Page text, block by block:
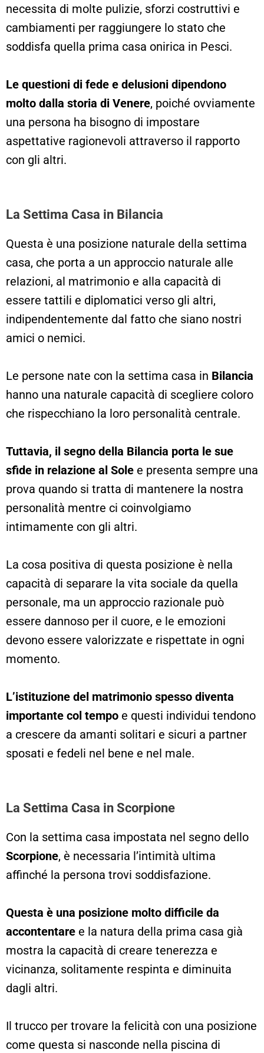
necessita di molte pulizie, sforzi costruttivi e
cambiamenti per raggiungere lo stato che
soddisfa quella prima casa onirica in Pesci.
Le questioni di fede e delusioni dipendono
molto dalla storia di Venere, poiché ovviamente
una persona ha bisogno di impostare
aspettative ragionevoli attraverso il rapporto
con gli altri.
La Settima Casa in Bilancia
Questa è una posizione naturale della settima
casa, che porta a un approccio naturale alle
relazioni, al matrimonio e alla capacità di
essere tattili e diplomatici verso gli altri,
indipendentemente dal fatto che siano nostri
amici o nemici.
Le persone nate con la settima casa in Bilancia
hanno una naturale capacità di scegliere coloro
che rispecchiano la loro personalità centrale.
Tuttavia, il segno della Bilancia porta le sue
sfide in relazione al Sole e presenta sempre una
prova quando si tratta di mantenere la nostra
personalità mentre ci coinvolgiamo
intimamente con gli altri.
La cosa positiva di questa posizione è nella
capacità di separare la vita sociale da quella
personale, ma un approccio razionale può
essere dannoso per il cuore, e le emozioni
devono essere valorizzate e rispettate in ogni
momento.
L’istituzione del matrimonio spesso diventa
importante col tempo e questi individui tendono
a crescere da amanti solitari e sicuri a partner
sposati e fedeli nel bene e nel male.
La Settima Casa in Scorpione
Con la settima casa impostata nel segno dello
Scorpione, è necessaria l’intimità ultima
affinché la persona trovi soddisfazione.
Questa è una posizione molto difficile da
accontentare e la natura della prima casa già
mostra la capacità di creare tenerezza e
vicinanza, solitamente respinta e diminuita
dagli altri.
Il trucco per trovare la felicità con una posizione
come questa si nasconde nella piscina di